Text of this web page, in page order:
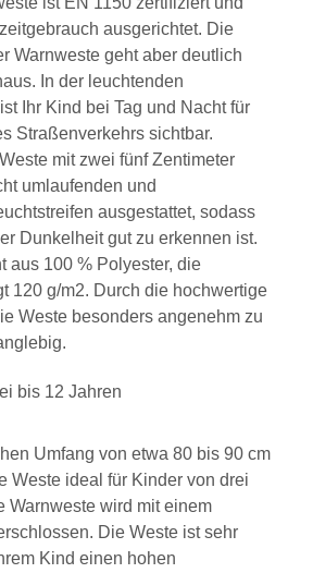
ausgerichtet. Die
Warnweste geht aber deutlich
In der leuchtenden
Ihr Kind bei Tag und Nacht für
Straßenverkehrs sichtbar.
mit zwei fünf Zentimeter
umlaufenden und
ausgestattet, sodass
Dunkelheit gut zu erkennen ist.
aus 100 % Polyester, die
120 g/m2. Durch die hochwertige
Weste besonders angenehm zu
bis 12 Jahren
Umfang von etwa 80 bis 90 cm
Weste ideal für Kinder von drei
Warnweste wird mit einem
Die Weste ist sehr
Kind einen hohen